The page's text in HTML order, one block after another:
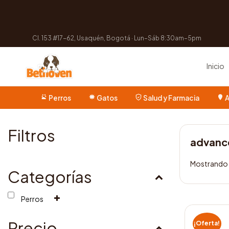
Cl. 153 #17-62, Usaquén, Bogotá · Lun–Sáb 8:30am–5pm
Inicio
Perros Gatos Salud y Farmacia
Filtros
Categorías
Perros
Mostrando
¡Oferta!
Este
producto